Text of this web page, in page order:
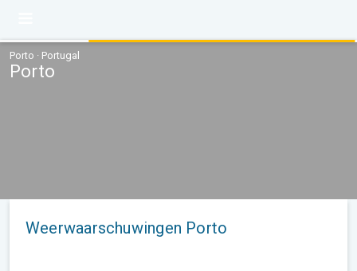
Porto · Portugal
Porto
Weerwaarschuwingen Porto